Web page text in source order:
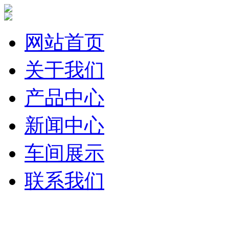
网站首页
关于我们
产品中心
新闻中心
车间展示
联系我们